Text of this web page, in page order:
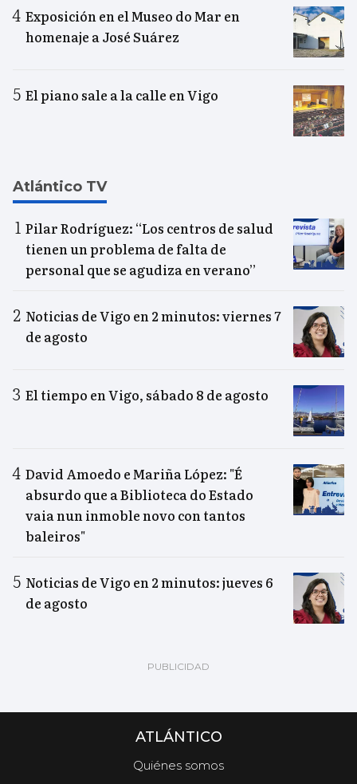
Exposición en el Museo do Mar en
homenaje a José Suárez
El piano sale a la calle en Vigo
Atlántico TV
Pilar Rodríguez: “Los centros de salud
tienen un problema de falta de
personal que se agudiza en verano”
Noticias de Vigo en 2 minutos: viernes 7
de agosto
El tiempo en Vigo, sábado 8 de agosto
David Amoedo e Mariña López: "É
absurdo que a Biblioteca do Estado
vaia nun inmoble novo con tantos
baleiros"
Noticias de Vigo en 2 minutos: jueves 6
de agosto
ATLÁNTICO
Quiénes somos